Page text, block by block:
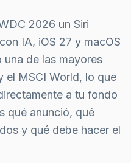
2026 un Siri
IA, iOS 27 y macOS
de las mayores
el MSCI World, lo que
a tu fondo
qué anunció, qué
y qué debe hacer el